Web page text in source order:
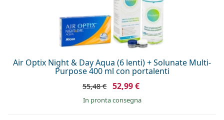
Air Optix Night & Day Aqua (6 lenti) + Solunate Multi-
Purpose 400 ml con portalenti
55,48 € 52,99 €
in pronta consegna